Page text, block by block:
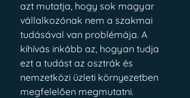
azt mutatja, hogy sok magyar
vállalkozónak nem a szakmai
tudásával van problémája. A
kihívás inkább az, hogyan tudja
ezt a tudást az osztrák és
nemzetközi üzleti környezetben
megfelelően megmutatni.